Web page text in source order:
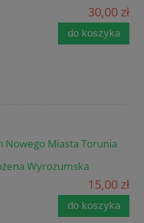
30,00 zł
do koszyka
Nowego Miasta Torunia
Wyrozumska
15,00 zł
do koszyka